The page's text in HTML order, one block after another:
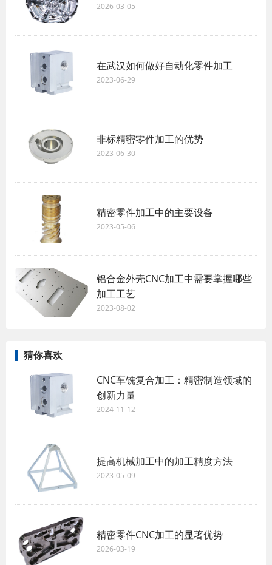
2026-03-05
在武汉如何做好自动化零件加工
2023-06-29
非标精密零件加工的优势
2023-06-30
精密零件加工中的主要设备
2023-05-06
铝合金外壳CNC加工中需要掌握哪些
加工工艺
2023-08-02
猜你喜欢
CNC车铣复合加工：精密制造领域的
创新力量
2024-11-12
提高机械加工中的加工精度方法
2023-05-09
精密零件CNC加工的显著优势
2026-03-19